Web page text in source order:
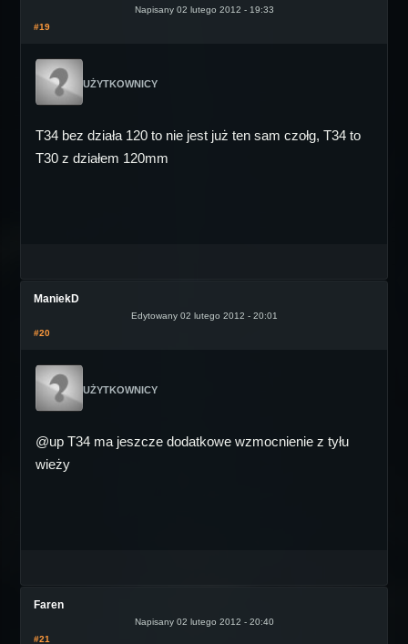
Napisany 02 lutego 2012 - 19:33
#19
UŻYTKOWNICY
T34 bez działa 120 to nie jest już ten sam czołg, T34 to
T30 z działem 120mm
ManiekD
Edytowany 02 lutego 2012 - 20:01
#20
UŻYTKOWNICY
@up T34 ma jeszcze dodatkowe wzmocnienie z tyłu
wieży
Faren
Napisany 02 lutego 2012 - 20:40
#21